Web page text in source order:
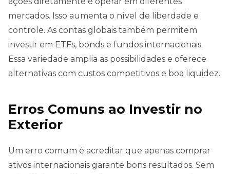
mercados. Isso aumenta o nível de liberdade e
controle. As contas globais também permitem
investir em ETFs, bonds e fundos internacionais.
Essa variedade amplia as possibilidades e oferece
alternativas com custos competitivos e boa liquidez.
Erros Comuns ao Investir no
Exterior
Um erro comum é acreditar que apenas comprar
ativos internacionais garante bons resultados. Sem